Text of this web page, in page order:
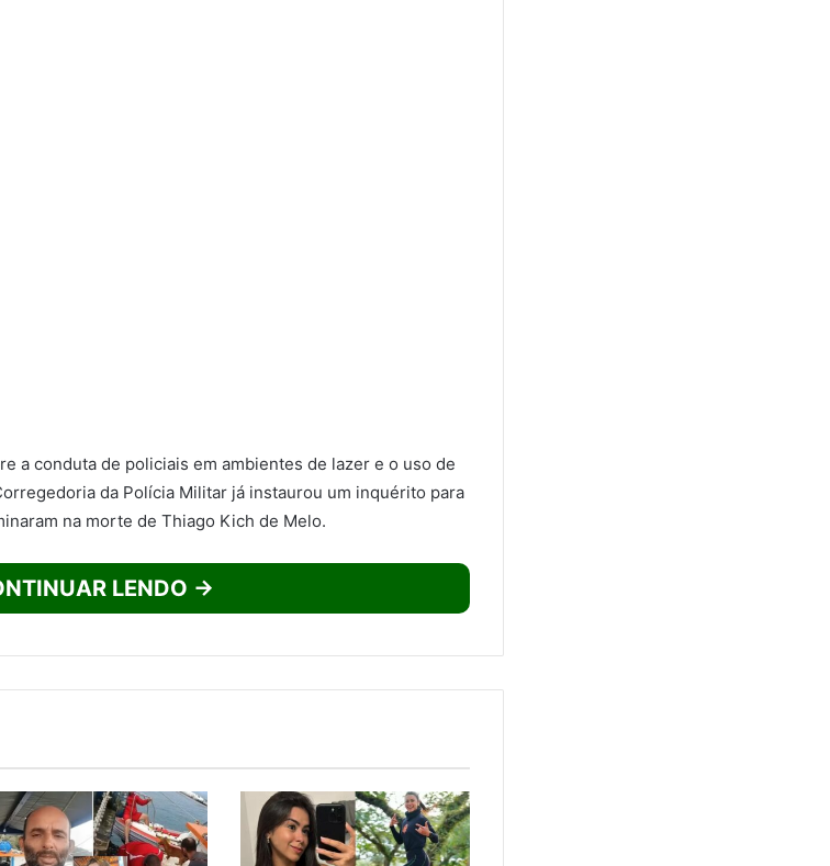
a conduta de policiais em ambientes de lazer e o uso de
da Polícia Militar já instaurou um inquérito para
na morte de Thiago Kich de Melo.
LENDO →